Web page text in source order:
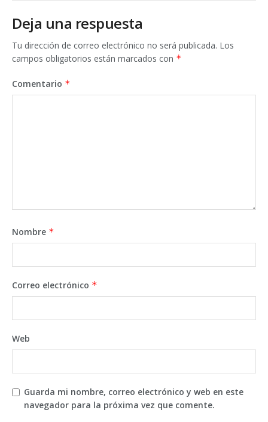
Deja una respuesta
Tu dirección de correo electrónico no será publicada. Los
campos obligatorios están marcados con *
Comentario *
Nombre *
Correo electrónico *
Web
Guarda mi nombre, correo electrónico y web en este
navegador para la próxima vez que comente.